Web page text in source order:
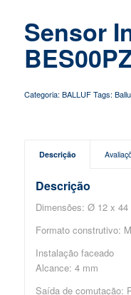
Sensor
Categoria: BALLUF Tags:
Descrição
Descrição
Dimensões: Ø 12 x 44
Formato construtivo:
Instalação faceado
Alcance: 4 mm
Saída de comutação: